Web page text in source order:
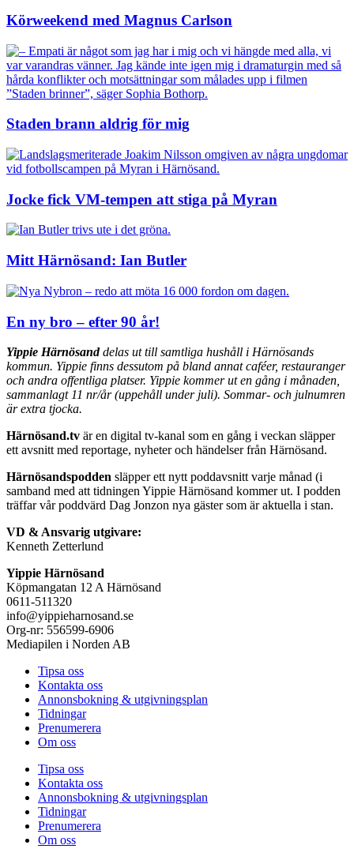
Körweekend med Magnus Carlson
Staden brann aldrig för mig
Jocke fick VM-tempen att stiga på Myran
Mitt Härnösand: Ian Butler
En ny bro – efter 90 år!
Yippie Härnösanddelas ut till samtliga hushåll i Härnösands
kommun. Yippie finns dessutom på bland annat caféer, restauranger
och andra offentliga platser. Yippie kommer ut en gång i månaden,
sammanlagt 11 nr/år (uppehåll under juli). Sommar- och julnumren
är extra tjocka.
Härnösand.tv är en digital tv-kanal som en gång i veckan släpper
ett avsnitt med reportage, nyheter och händelser från Härnösand.
Härnösandspodden släpper ett nytt poddavsnitt varje månad (i
samband med att tidningen Yippie Härnösand kommer ut. I podden
träffar vår poddvärd Dag Jonzon nya gäster som är aktuella i stan.
VD & Ansvarig utgivare:
Kenneth Zetterlund
Yippie Härnösand
Köpmangatan 12 A Härnösand
0611-511320
info@yippieharnosand.se
Org-nr: 556599-6906
Mediapilen i Norden AB
Tipsa oss
Kontakta oss
Annonsbokning & utgivningsplan
Tidningar
Prenumerera
Om oss
Tipsa oss
Kontakta oss
Annonsbokning & utgivningsplan
Tidningar
Prenumerera
Om oss